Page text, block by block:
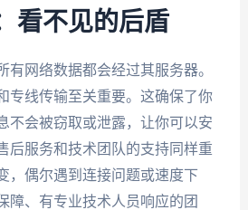
看不见的后盾
有网络数据都会经过其服务器。
专线传输至关重要。这确保了你
不会被窃取或泄露，让你可以安
后服务和技术团队的支持同样重
，偶尔遇到连接问题或速度下
障、有专业技术人员响应的团